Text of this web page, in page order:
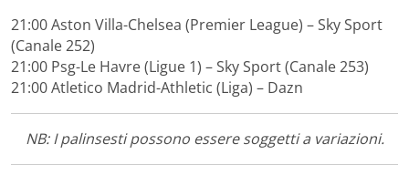
21:00 Aston Villa-Chelsea (Premier League) – Sky Sport
(Canale 252)
21:00 Psg-Le Havre (Ligue 1) – Sky Sport (Canale 253)
21:00 Atletico Madrid-Athletic (Liga) – Dazn
NB: I palinsesti possono essere soggetti a variazioni.